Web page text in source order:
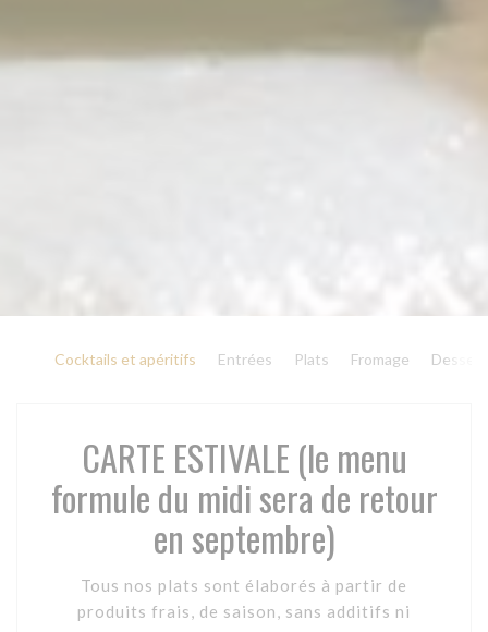
Cocktails et apéritifs Entrées Plats Fromage
CARTE ESTIVALE (le menu
formule du midi sera de retour
en septembre)
Tous nos plats sont élaborés à partir de
produits frais, de saison, sans additifs ni